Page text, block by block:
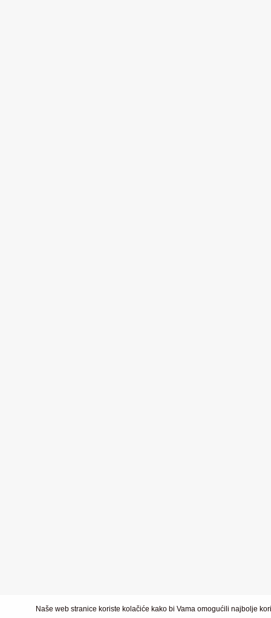
Naše web stranice koriste kolačiće kako bi Vama omogućili najbolje